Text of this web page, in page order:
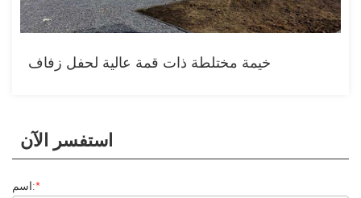
خيمة مختلطة ذات قمة عالية لحفل زفاف
استفسر الآن
اسم:*